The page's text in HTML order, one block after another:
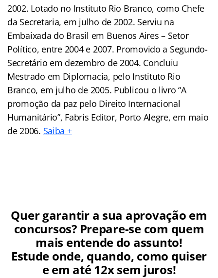
2002. Lotado no Instituto Rio Branco, como Chefe
da Secretaria, em julho de 2002. Serviu na
Embaixada do Brasil em Buenos Aires – Setor
Político, entre 2004 e 2007. Promovido a Segundo-
Secretário em dezembro de 2004. Concluiu
Mestrado em Diplomacia, pelo Instituto Rio
Branco, em julho de 2005. Publicou o livro “A
promoção da paz pelo Direito Internacional
Humanitário”, Fabris Editor, Porto Alegre, em maio
de 2006. Saiba +
Quer garantir a sua aprovação em
concursos? Prepare-se com quem
mais entende do assunto!
Estude onde, quando, como quiser
e em até 12x sem juros!